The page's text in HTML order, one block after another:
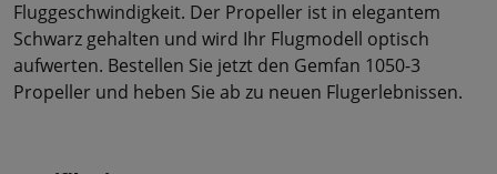
Fluggeschwindigkeit. Der Propeller ist in elegantem
Schwarz gehalten und wird Ihr Flugmodell optisch
aufwerten. Bestellen Sie jetzt den Gemfan 1050-3
Propeller und heben Sie ab zu neuen Flugerlebnissen.